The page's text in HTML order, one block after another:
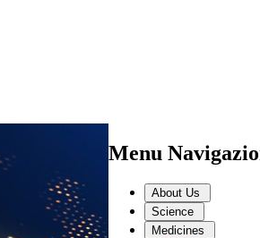
Menu
About Us
Science
Medicines